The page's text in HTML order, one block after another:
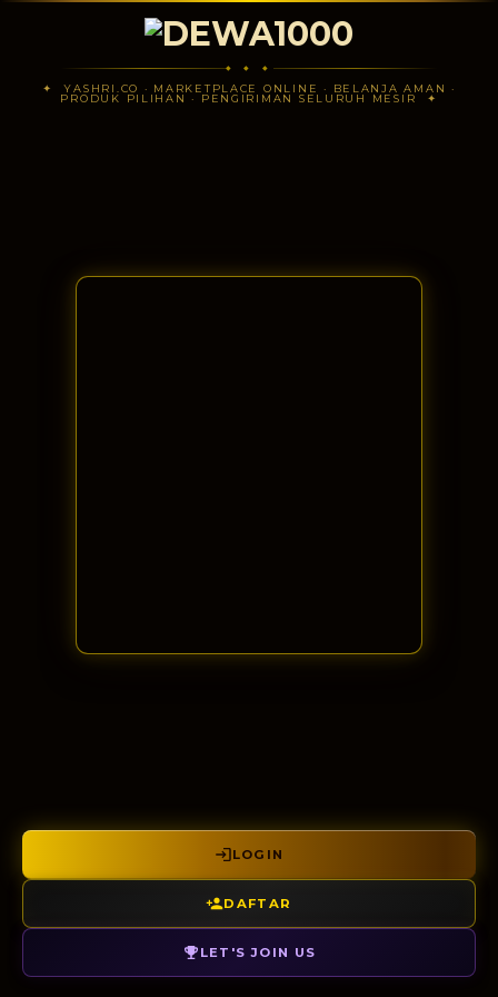
◆ ◆ ◆
✦ YASHRI.CO · MARKETPLACE ONLINE · BELANJA AMAN ·
PRODUK PILIHAN · PENGIRIMAN SELURUH MESIR ✦
LOGIN
DAFTAR
LET'S JOIN US